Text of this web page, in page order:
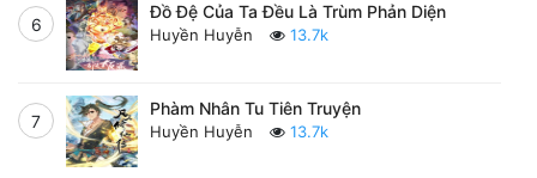
6
Đồ Đệ Của Ta Đều Là Trùm Phản Diện
Huyền Huyễn 13.7k
7
Phàm Nhân Tu Tiên Truyện
Huyền Huyễn 13.7k